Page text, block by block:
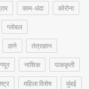
काम-धंदा
कोरोना
ग्लोबल
ठाणे
तंत्रज्ञान
नाशिक
पाककृती
महिला विशेष
मुंबई